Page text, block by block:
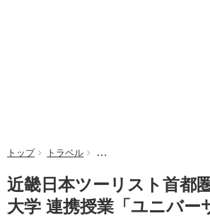
トップ トラベル 近畿日本ツーリスト首都
近畿日本ツーリスト首都
大学 連携授業「ユニバー